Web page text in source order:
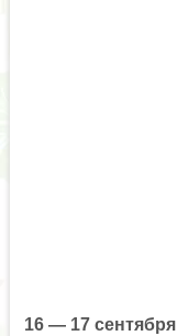
16 — 17 сентября